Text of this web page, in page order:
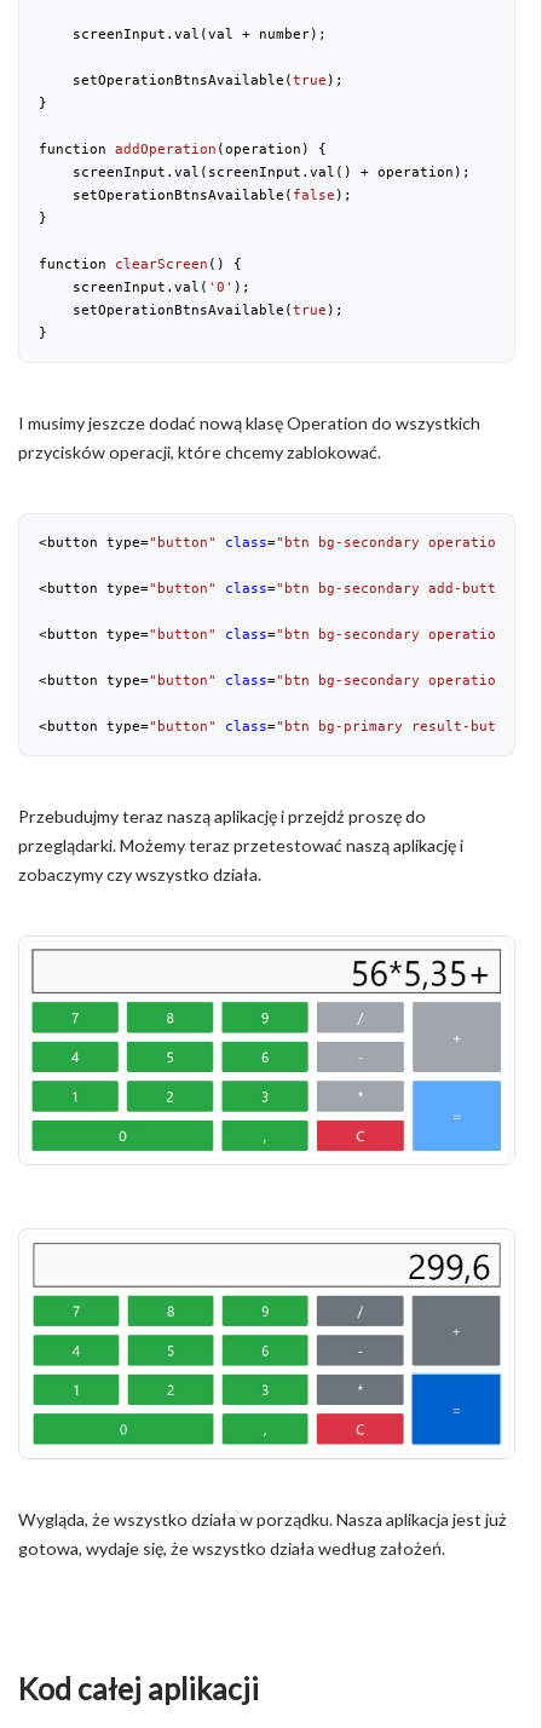
    screenInput.val(val + number);
    setOperationBtnsAvailable(
true );
}
function addOperation (operation ) {
    screenInput.val(screenInput.val() + operation);
    setOperationBtnsAvailable(
false );
}
function clearScreen ( ) {
    screenInput.val(
'0' );
    setOperationBtnsAvailable(
true );
}
I musimy jeszcze dodać nową klasę Operation do wszystkich
przycisków operacji, które chcemy zablokować.
<button type="button" class="btn bg-secondary operation"
<button type="button" class="btn bg-secondary add-button
<button type="button" class="btn bg-secondary operation"
<button type="button" class="btn bg-secondary operation"
<button type="button" class="btn bg-primary result-button
Przebudujmy teraz naszą aplikację i przejdź proszę do
przeglądarki. Możemy teraz przetestować naszą aplikację i
zobaczymy czy wszystko działa.
Wygląda, że wszystko działa w porządku. Nasza aplikacja jest już
gotowa, wydaje się, że wszystko działa według założeń.
Kod całej aplikacji